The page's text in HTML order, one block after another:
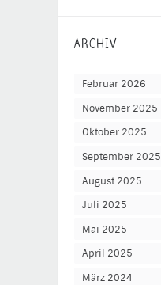
ARCHIV
Februar 2026
November 2025
Oktober 2025
September 2025
August 2025
Juli 2025
Mai 2025
April 2025
März 2024